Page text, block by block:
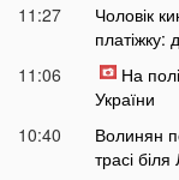
11:27
Чоловік
платіжку:
11:06
На
України
10:40
Волинян
трасі